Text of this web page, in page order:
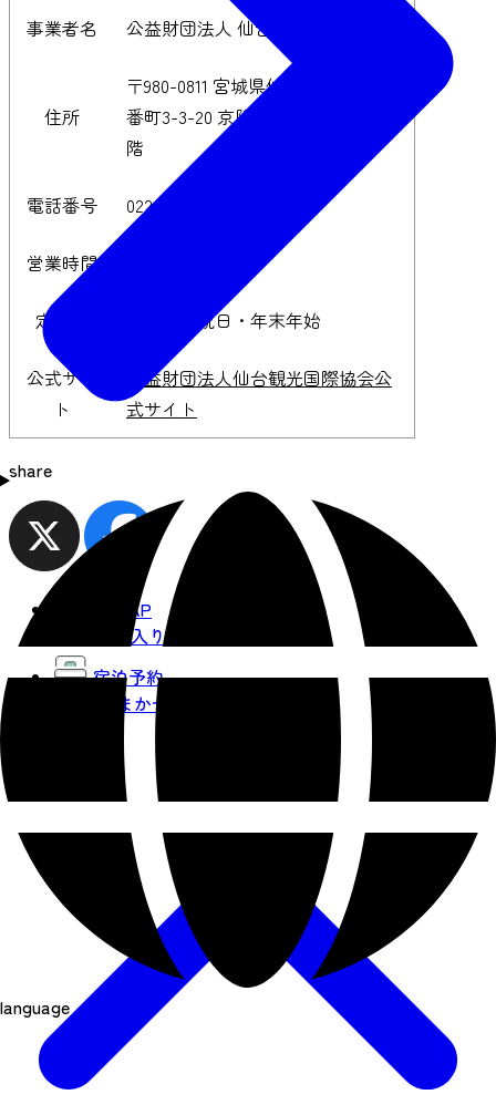
language
事業者名 公益財団法人 仙台観光国際協会
住所
〒980-0811 宮城県仙台市青葉区一
番町3-3-20 京阪仙台一番町ビル6
階
電話番号 022-268-6251（代表）
営業時間
定休日 土・日・祝日・年末年始
公式サイ
ト
公益財団法人仙台観光国際協会公
式サイト
share
観光MAP
お気に入り
宿泊予約
AIおまかせ